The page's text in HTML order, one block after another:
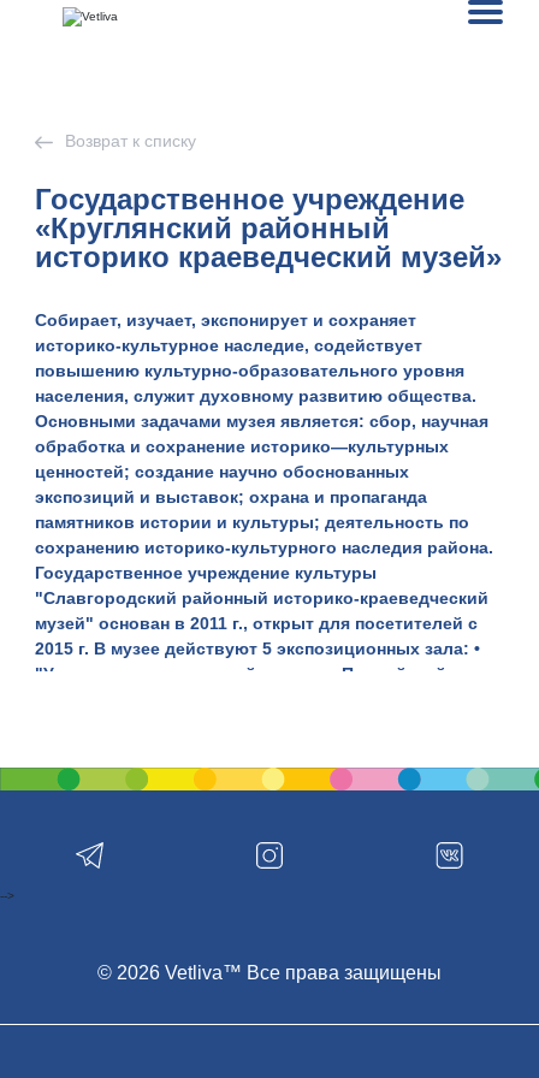
Возврат к списку
Государственное учреждение
«Круглянский районный
историко краеведческий музей»
Собирает, изучает, экспонирует и сохраняет
историко-культурное наследие, содействует
повышению культурно-образовательного уровня
населения, служит духовному развитию общества.
Основными задачами музея является: сбор, научная
обработка и сохранение историко—культурных
ценностей; создание научно обоснованных
экспозиций и выставок; охрана и пропаганда
памятников истории и культуры; деятельность по
сохранению историко-культурного наследия района.
Государственное учреждение культуры
"Славгородский районный историко-краеведческий
музей" основан в 2011 г., открыт для посетителей с
2015 г. В музее действуют 5 экспозиционных зала: •
"Установление советской власти в Пропойской
составе БССР в 1960-е – 1991 годы", • "Археология и
искусства (полотенца, покрывала, скатерти,
реконструкцию Славгородского городища. Он
одной из школ города под руководством старшего
© 2026 Vetliva™ Все права защищены
-->